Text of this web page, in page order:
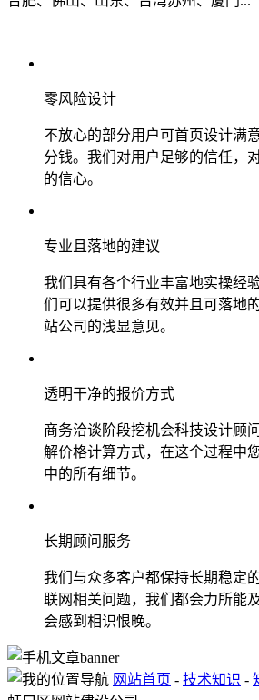
零风险设计
不放心的部分用户可首页设计满
分钱。我们对用户足够的信任，
的信心。
专业且落地的建议
我们具有各个行业丰富地实操经
们可以提供很多有效并且可落地
站公司的浅显意见。
透明干净的报价方式
商务洽谈阶段挖机会科技设计顾
解价格计算方式，在这个过程中
中的所有细节。
长期顾问服务
我们与众多客户都保持长期稳定
联网相关问题，我们都会力所能
会感到相识恨晚。
网站首页 - 技术知识 -